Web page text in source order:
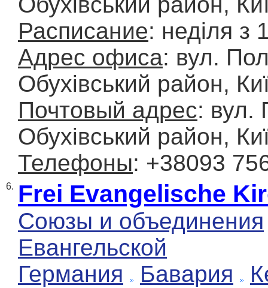
Расписание: неділя з
Адрес офиса: вул.
Обухівський район,
Почтовый адрес: вул.
Обухівський район,
Телефоны: +38093
6. Frei Evangelische
Союзы и объединения
Евангельской
Германия
Бавария